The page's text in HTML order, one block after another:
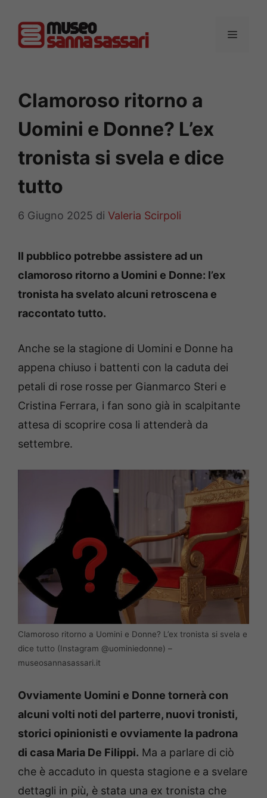
contenuto
MENU
Clamoroso ritorno a
Uomini e Donne? L’ex
tronista si svela e dice
tutto
6 Giugno 2025 di Valeria Scirpoli
Il pubblico potrebbe assistere ad un
clamoroso ritorno a Uomini e Donne: l’ex
tronista ha svelato alcuni retroscena e
raccontato tutto.
Anche se la stagione di Uomini e Donne ha
appena chiuso i battenti con la caduta dei
petali di rose rosse per Gianmarco Steri e
Cristina Ferrara, i fan sono già in scalpitante
attesa di scoprire cosa li attenderà da
settembre.
Clamoroso ritorno a Uomini e Donne? L’ex tronista si svela e
dice tutto (Instagram @uominiedonne) –
museosannasassari.it
Ovviamente Uomini e Donne tornerà con
alcuni volti noti del parterre, nuovi tronisti,
storici opinionisti e ovviamente la padrona
di casa Maria De Filippi. Ma a parlare di ciò
che è accaduto in questa stagione e a svelare
dettagli in più, è stata una ex tronista che